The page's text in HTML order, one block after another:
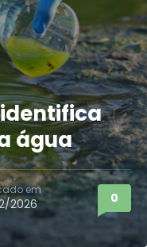
água
em
2026 0